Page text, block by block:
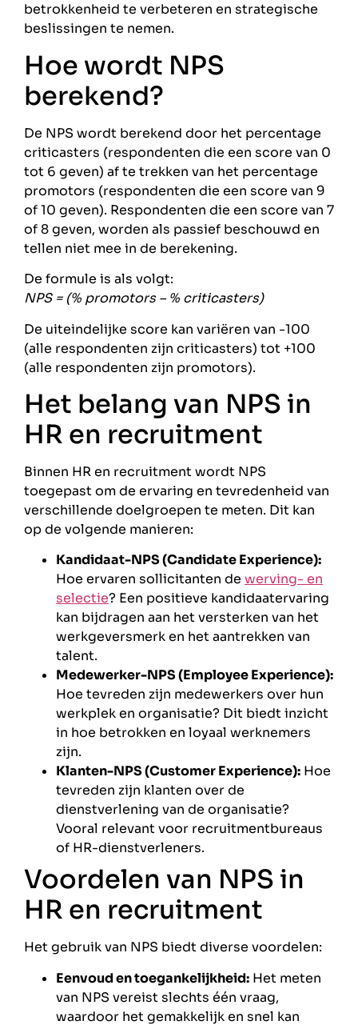
betrokkenheid te verbeteren en strategische
beslissingen te nemen.
Hoe wordt NPS
berekend?
De NPS wordt berekend door het percentage
criticasters (respondenten die een score van 0
tot 6 geven) af te trekken van het percentage
promotors (respondenten die een score van 9
of 10 geven). Respondenten die een score van 7
of 8 geven, worden als passief beschouwd en
tellen niet mee in de berekening.
De formule is als volgt:
NPS = (% promotors – % criticasters)
De uiteindelijke score kan variëren van -100
(alle respondenten zijn criticasters) tot +100
(alle respondenten zijn promotors).
Het belang van NPS in
HR en recruitment
Binnen HR en recruitment wordt NPS
toegepast om de ervaring en tevredenheid van
verschillende doelgroepen te meten. Dit kan
op de volgende manieren:
Kandidaat-NPS (Candidate Experience):
Hoe ervaren sollicitanten de werving- en
selectie? Een positieve kandidaatervaring
kan bijdragen aan het versterken van het
werkgeversmerk en het aantrekken van
talent.
Medewerker-NPS (Employee Experience):
Hoe tevreden zijn medewerkers over hun
werkplek en organisatie? Dit biedt inzicht
in hoe betrokken en loyaal werknemers
zijn.
Klanten-NPS (Customer Experience): Hoe
tevreden zijn klanten over de
dienstverlening van de organisatie?
Vooral relevant voor recruitmentbureaus
of HR-dienstverleners.
Voordelen van NPS in
HR en recruitment
Het gebruik van NPS biedt diverse voordelen:
Eenvoud en toegankelijkheid: Het meten
van NPS vereist slechts één vraag,
waardoor het gemakkelijk en snel kan